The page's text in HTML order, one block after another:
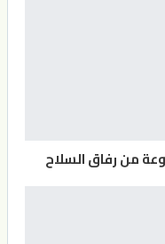
من رفاق السلاح